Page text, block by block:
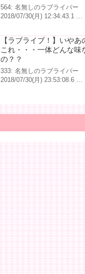
564: 名無しのラブライバー
2018/07/30(月) 12:34:43.1 …
【ラブライブ！】いやあ
これ・・・一体どんな味
の？？
333: 名無しのラブライバー
2018/07/30(月) 23:53:08.6 …